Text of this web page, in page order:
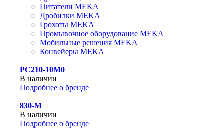
Питатели MEKA
Дробилки MEKA
Грохоты MEKA
Промывочное оборудование MEKA
Мобильные решения MEKA
Конвейеры MEKA
PC210-10M0
В наличии
Подробнее о бренде
830-М
В наличии
Подробнее о бренде